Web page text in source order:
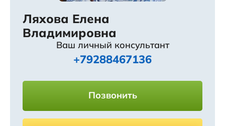
Ляхова Елена
Владимировна
Ваш личный консультант
+79288467136
Позвонить